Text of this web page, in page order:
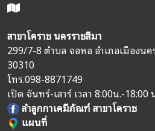
สาขาโคราช นครราชสีมา
299/7-8 ตำบล จอหอ อำเภอเมืองนค
30310
โทร.098-8871749
เปิด จันทร์-เสาร์ เวลา 8:00น.-18:00
ลำลูกกาเคมีภัณฑ์ สาขาโคราช
แผนที่